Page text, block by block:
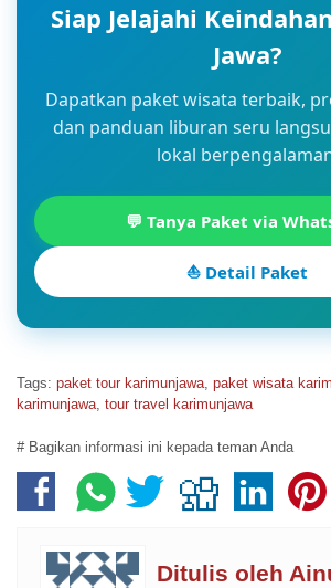
Siap Jelajahi
Jawa?
Dapatkan paket wisata terbaik,
dan panduan liburan seru
lokal
💬 Tanya Paket via
⛵ Detail Paket
Tags: paket tour karimunjawa, paket wisata
karimunjawa, tour travel karimunjawa
# Bagikan informasi ini kepada teman Anda
Ditulis oleh